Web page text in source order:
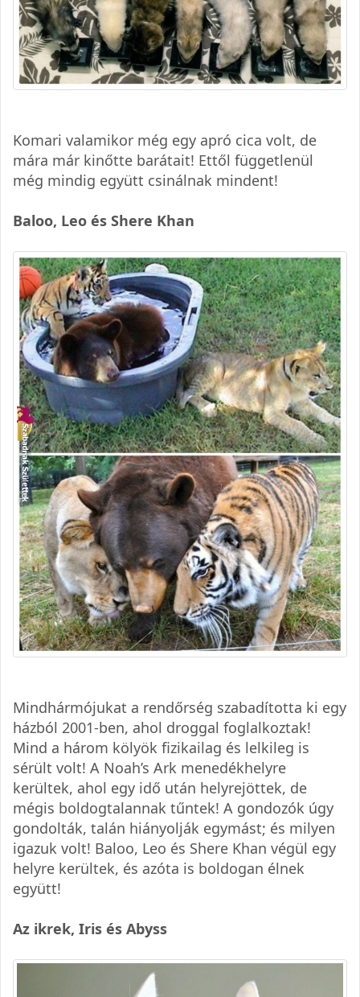
Komari valamikor még egy apró cica volt, de
mára már kinőtte barátait! Ettől függetlenül
még mindig együtt csinálnak mindent!
Baloo, Leo és Shere Khan
Mindhármójukat a rendőrség szabadította ki egy
házból 2001-ben, ahol droggal foglalkoztak!
Mind a három kölyök fizikailag és lelkileg is
sérült volt! A Noah’s Ark menedékhelyre
kerültek, ahol egy idő után helyrejöttek, de
mégis boldogtalannak tűntek! A gondozók úgy
gondolták, talán hiányolják egymást; és milyen
igazuk volt! Baloo, Leo és Shere Khan végül egy
helyre kerültek, és azóta is boldogan élnek
együtt!
Az ikrek, Iris és Abyss